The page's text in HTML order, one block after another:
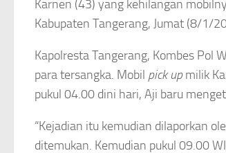
Karnen (43) yang kehilangan
Kabupaten Tangerang, Jumat (8/1/
Kapolresta Tangerang, Kombes Pol
para tersangka. Mobil pick upmilik
pukul 04.00 dini hari, Aji baru
“Kejadian itu kemudian dilaporkan
ditemukan. Kemudian pukul 09.00